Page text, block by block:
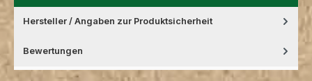
Hersteller / Angaben zur Produktsicherheit
Bewertungen